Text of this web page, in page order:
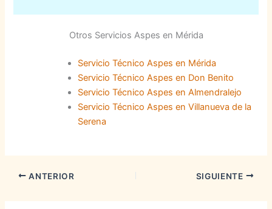
Otros Servicios Aspes en Mérida
Servicio Técnico Aspes en Mérida
Servicio Técnico Aspes en Don Benito
Servicio Técnico Aspes en Almendralejo
Servicio Técnico Aspes en Villanueva de la
Serena
ANTERIOR SIGUIENTE